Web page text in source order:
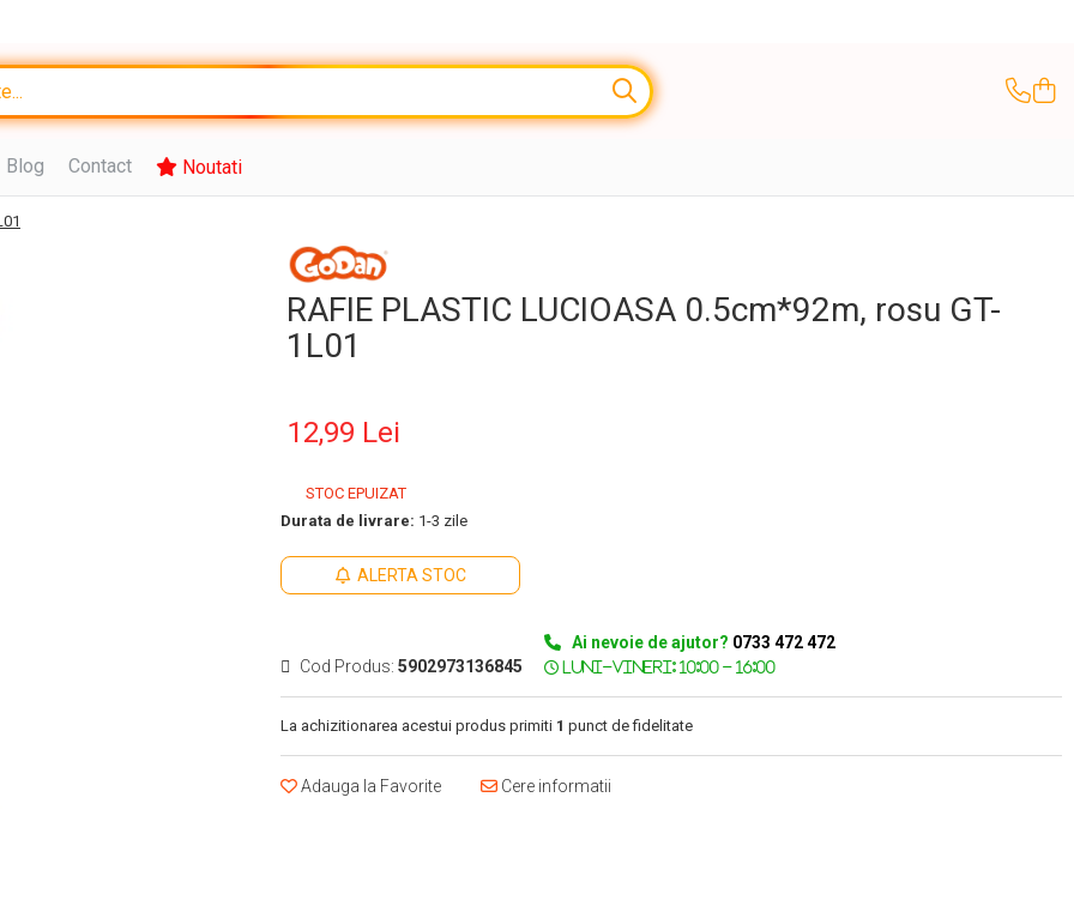
Blog Contact Noutati
RAFIE PLASTIC LUCIOASA 0.5cm*92m, rosu GT-
1L01
12,99 Lei
STOC EPUIZAT
Durata de livrare: 1-3 zile
ALERTA STOC
Cod Produs: 5902973136845
Ai nevoie de ajutor? 0733 472 472
La achizitionarea acestui produs primiti 1 punct de fidelitate
Adauga la Favorite Cere informatii